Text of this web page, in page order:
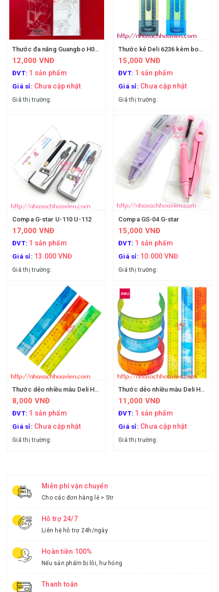
Thước đa năng Guangbo H05396
12,000 VNĐ
ĐVT: 1 sản phẩm
Giá sỉ: Chưa cập nhật
Giá thị trường:
Thước kẻ Deli 6236 kèm bookmark
15,000 VNĐ
ĐVT: 1 sản phẩm
Giá sỉ: Chưa cập nhật
Giá thị trường:
Compa G-star U-110 U-112
17,000 VNĐ
ĐVT: 1 sản phẩm
Giá sỉ: 13.000 VNĐ
Giá thị trường:
Compa GS-04 G-star
15,000 VNĐ
ĐVT: 1 sản phẩm
Giá sỉ: 10.000 VNĐ
Giá thị trường:
Thước dẻo nhiều màu Deli H650 20cm
8,000 VNĐ
ĐVT: 1 sản phẩm
Giá sỉ: Chưa cập nhật
Giá thị trường:
Thước dẻo nhiều màu Deli H651 30cm
11,000 VNĐ
ĐVT: 1 sản phẩm
Giá sỉ: Chưa cập nhật
Giá thị trường:
Miễn phí vận chuyển
Cho các đơn hàng lẻ > 5tr
Hỗ trợ 24/7
Liên hệ hỗ trợ 24h/ngày
Hoàn tiền 100%
Nếu sản phẩm bị lỗi, hư hỏng
Thanh toán